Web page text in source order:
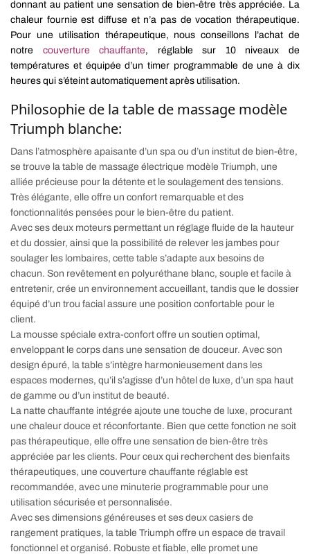
donnant au patient une sensation de bien-être très appréciée. La
chaleur fournie est diffuse et n’a pas de vocation thérapeutique.
Pour une utilisation thérapeutique, nous conseillons l’achat de
notre
couverture chauffante, réglable sur 10 niveaux de
températures et équipée d’un timer programmable de une à dix
heures qui s’éteint automatiquement après utilisation.
Philosophie de la table de massage modèle
Triumph blanche:
Dans l’atmosphère apaisante d’un spa ou d’un institut de bien-être,
se trouve la table de massage électrique modèle Triumph, une
alliée précieuse pour la détente et le soulagement des tensions.
Très élégante, elle offre un confort remarquable et des
fonctionnalités pensées pour le bien-être du patient.
Avec ses deux moteurs permettant un réglage fluide de la hauteur
et du dossier, ainsi que la possibilité de relever les jambes pour
soulager les lombaires, cette table s’adapte aux besoins de
chacun. Son revêtement en polyuréthane blanc, souple et facile à
entretenir, crée un environnement accueillant, tandis que le dossier
équipé d’un trou facial assure une position confortable pour le
client.
La mousse spéciale extra-confort offre un soutien optimal,
enveloppant le corps dans une sensation de douceur. Avec son
design épuré, la table s’intègre harmonieusement dans les
espaces modernes, qu’il s’agisse d’un hôtel de luxe, d’un spa haut
de gamme ou d’un institut de beauté.
La natte chauffante intégrée ajoute une touche de luxe, procurant
une chaleur douce et réconfortante. Bien que cette fonction ne soit
pas thérapeutique, elle offre une sensation de bien-être très
appréciée par les clients. Pour ceux qui recherchent des bienfaits
thérapeutiques, une couverture chauffante réglable est
recommandée, avec une minuterie programmable pour une
utilisation sécurisée et personnalisée.
Avec ses dimensions généreuses et ses deux casiers de
rangement pratiques, la table Triumph offre un espace de travail
fonctionnel et organisé. Robuste et fiable, elle promet une